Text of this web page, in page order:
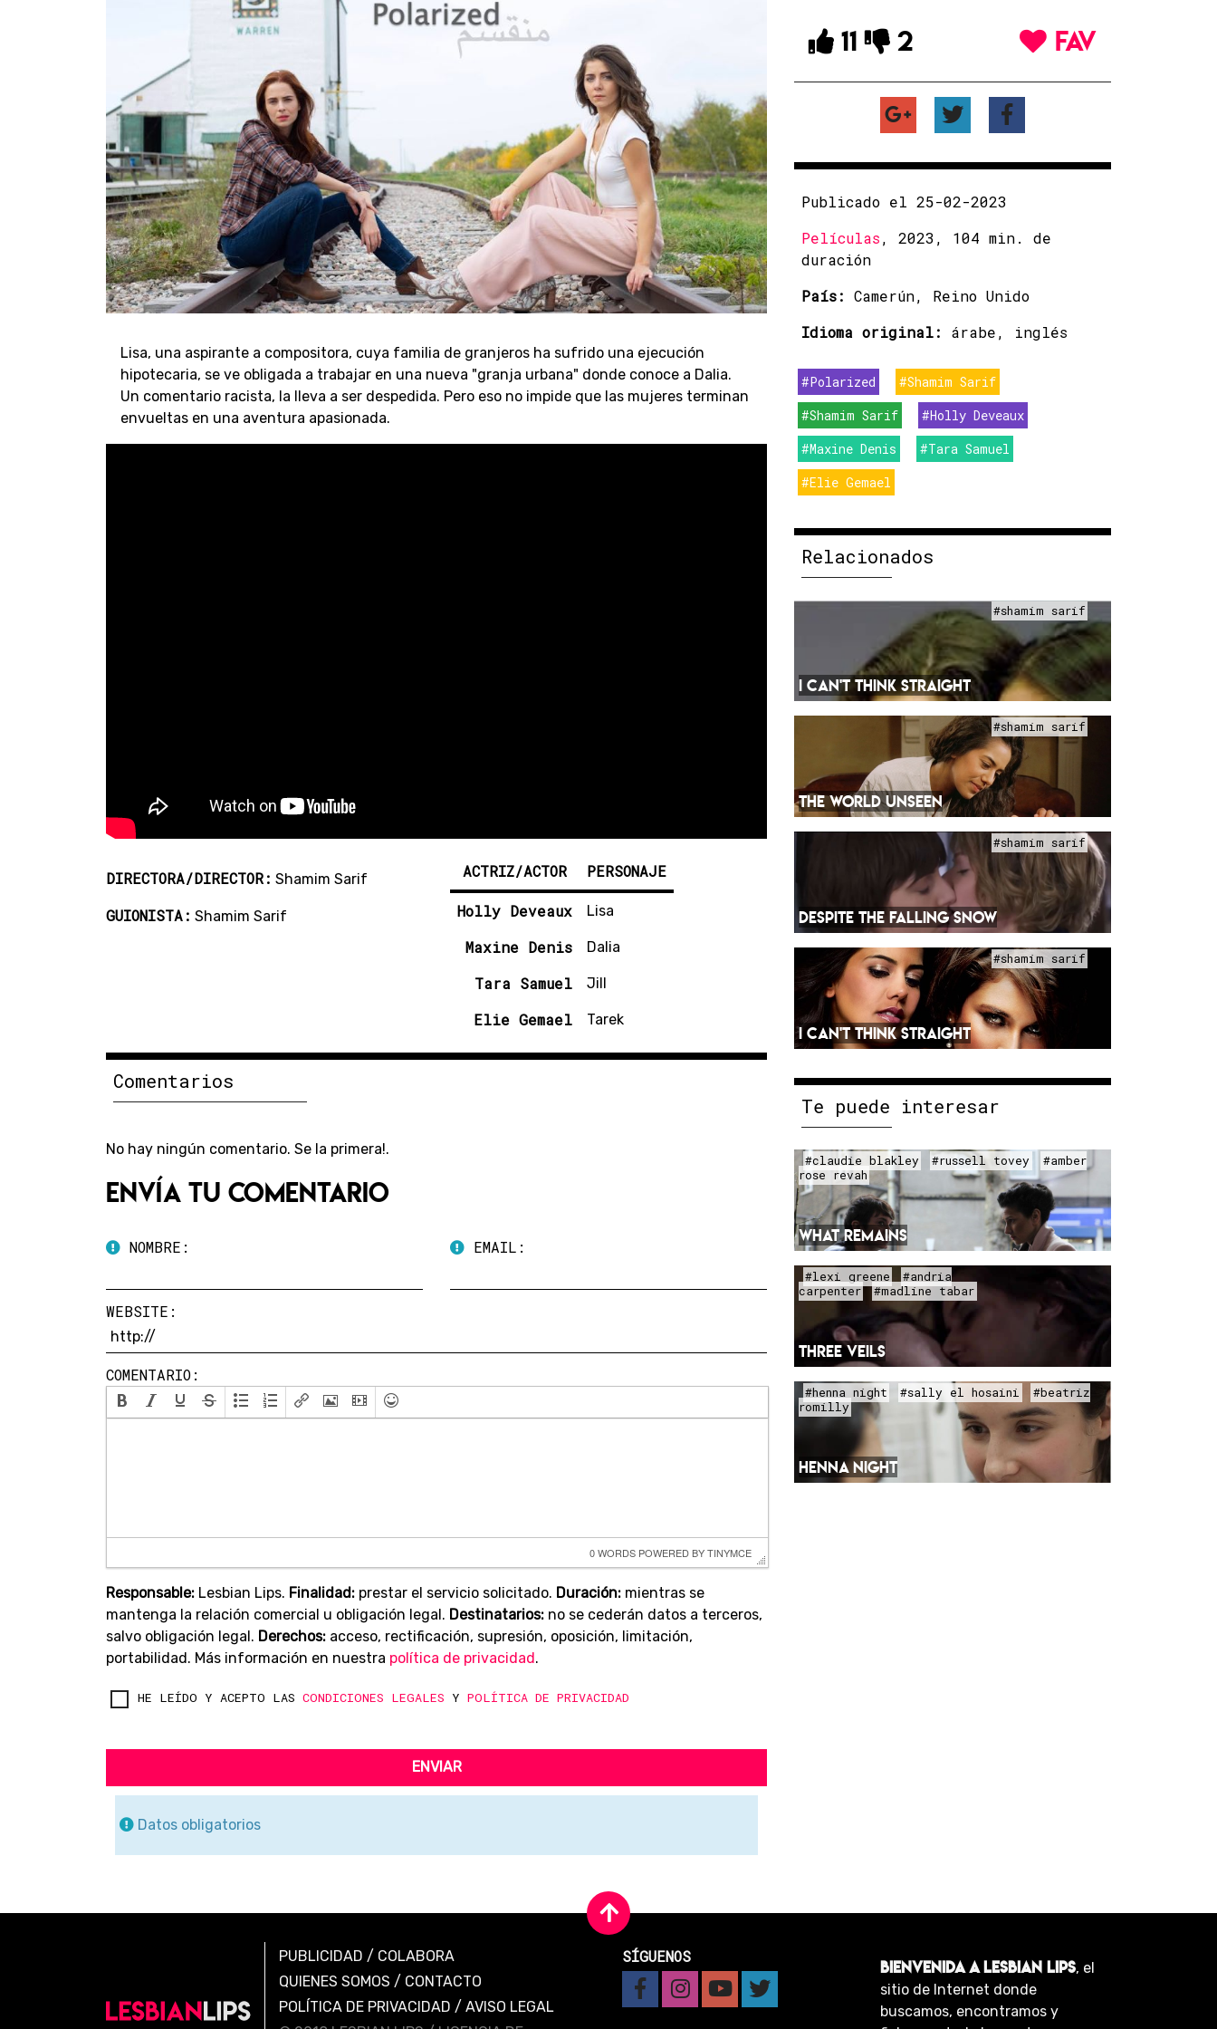
Lisa, una aspirante a compositora, cuya familia de granjeros ha sufrido una ejecución
hipotecaria, se ve obligada a trabajar en una nueva "granja urbana" donde conoce a Dalia.
Un comentario racista, la lleva a ser despedida. Pero eso no impide que las mujeres terminan
envueltas en una aventura apasionada.
DIRECTORA/DIRECTOR: Shamim Sarif
GUIONISTA: Shamim Sarif
ACTRIZ/ACTOR PERSONAJE
Holly Deveaux Lisa
Maxine Denis Dalia
Tara Samuel Jill
Elie Gemael Tarek
Comentarios
No hay ningún comentario. Se la primera!.
Envía tu comentario
NOMBRE: EMAIL:
WEBSITE:
COMENTARIO:
0 WORDS POWERED BY TINYMCE
Responsable: Lesbian Lips. Finalidad: prestar el servicio solicitado. Duración: mientras se
mantenga la relación comercial u obligación legal. Destinatarios: no se cederán datos a terceros,
salvo obligación legal. Derechos: acceso, rectificación, supresión, oposición, limitación,
portabilidad. Más información en nuestra política de privacidad .
HE LEÍDO Y ACEPTO LAS CONDICIONES LEGALES Y POLÍTICA DE PRIVACIDAD
ENVIAR
Datos obligatorios
11 2 FAV
Publicado el 25-02-2023
Películas, 2023, 104 min. de
duración
País: Camerún, Reino Unido
Idioma original: árabe, inglés
#Polarized
#Shamim Sarif
#Shamim Sarif
#Holly Deveaux
#Maxine Denis
#Tara Samuel
#Elie Gemael
Relacionados
#shamim sarif
I CAN'T THINK STRAIGHT
#shamim sarif
THE WORLD UNSEEN
#shamim sarif
DESPITE THE FALLING SNOW
#shamim sarif
I CAN'T THINK STRAIGHT
Te puede interesar
#claudie blakley #russell tovey
#amber
rose revah
WHAT REMAINS
#lexi greene
#andria
carpenter
#madline tabar
THREE VEILS
#henna night #sally el hosaini
#beatriz
romilly
HENNA NIGHT
PUBLICIDAD / COLABORA
QUIENES SOMOS / CONTACTO
POLÍTICA DE PRIVACIDAD / AVISO LEGAL
SÍGUENOS
BIENVENIDA A LESBIAN LIPS, el
sitio de Internet donde
buscamos, encontramos y